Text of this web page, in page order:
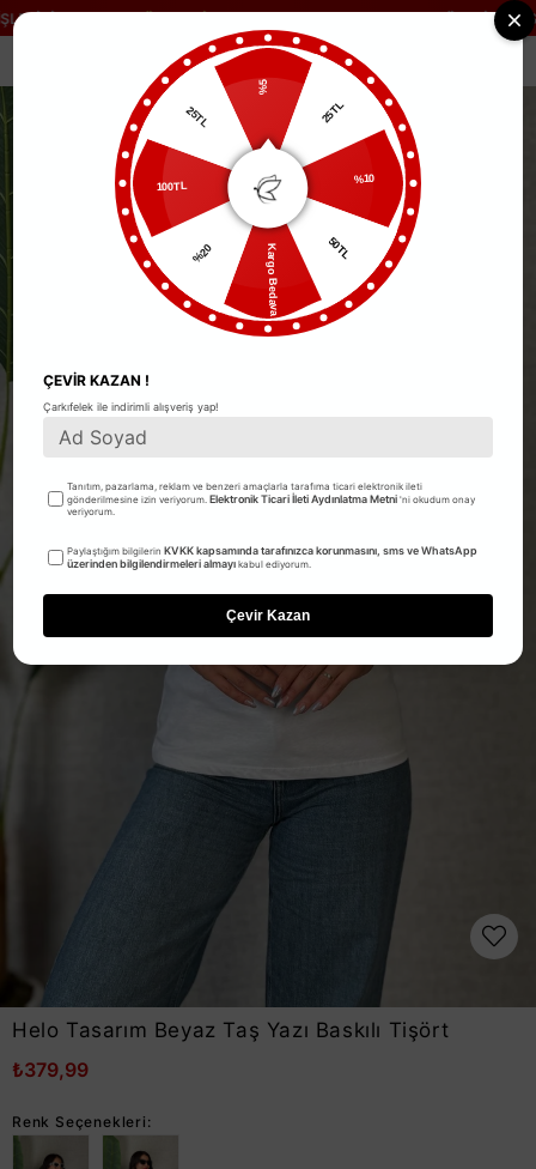
KARGO ÜCRETSİZ! 2500TL VE ÜZERİ TÜM
Anasayfa Tişört Helo Tasarım Beyaz Taş Yazı
Helo Tasarım Beyaz Taş Yazı Baskılı Tişört
₺379,99
Renk Seçenekleri:
%5
25TL
50TL
Kargo Bedava
%20
25TL
ÇEVİR KAZAN !
Çarkıfelek ile indirimli alışveriş yap!
Tanıtım, pazarlama, reklam ve benzeri amaçlarla tarafıma ticari elektronik ileti
gönderilmesine izin veriyorum.Elektronik Ticari İleti Aydınlatma Metni 'ni okudum onay
veriyorum.
Paylaştığım bilgilerinKVKK kapsamında tarafınızca korunmasını, sms ve WhatsApp
üzerinden bilgilendirmeleri almayı kabul ediyorum.
Çevir Kazan